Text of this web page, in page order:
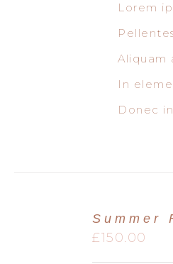
Lorem
Aliquam
In
Donec
Summer
£150.00